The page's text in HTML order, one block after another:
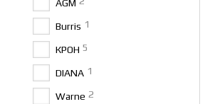
AGM
Burris 1
КРОН 5
DIANA 1
Warne 2